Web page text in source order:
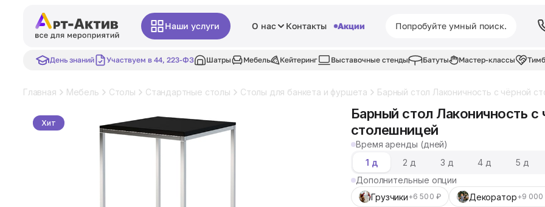
Наши услуги О нас Контакты Акции
День знаний Участвуем в 44, 223-ФЗ Шатры Мебель Кейтеринг Выставочные стенды Батуты Мастер-классы
Главная Мебель Столы Стандартные столы Столы для банкета и фуршета Барный стол Лаконичность с чёрной
Хит
Барный стол Лаконичность с
столешницей
Время аренды (дней)
1 д
2 д 3 д 4 д 5 д
Дополнительные опции
Грузчики+6 500 ₽ Декоратор+9 000